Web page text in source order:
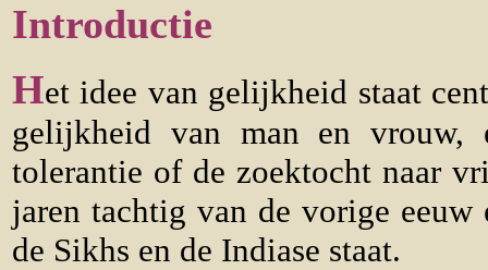
Introductie
Het idee van gelijkheid staat
gelijkheid van man en vrouw,
tolerantie of de zoektocht naar
jaren tachtig van de vorige eeuw
de Sikhs en de Indiase staat.